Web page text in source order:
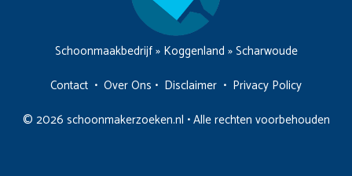
Schoonmaakbedrijf» Koggenland »Scharwoude
Contact • Over Ons • Disclaimer • Privacy Policy
© 2026 schoonmakerzoeken.nl • Alle rechten voorbehouden